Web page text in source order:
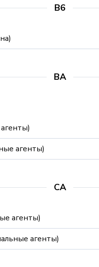
B6
BA
агенты)
CA
агенты)
агенты)